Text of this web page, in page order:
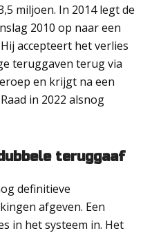
miljoen. In 2014 legt de
2010 op naar een
accepteert het verlies
teruggaven terug via
en krijgt na een
in 2022 alsnog
teruggaaf
definitieve
afgeven. Een
in het systeem in. Het